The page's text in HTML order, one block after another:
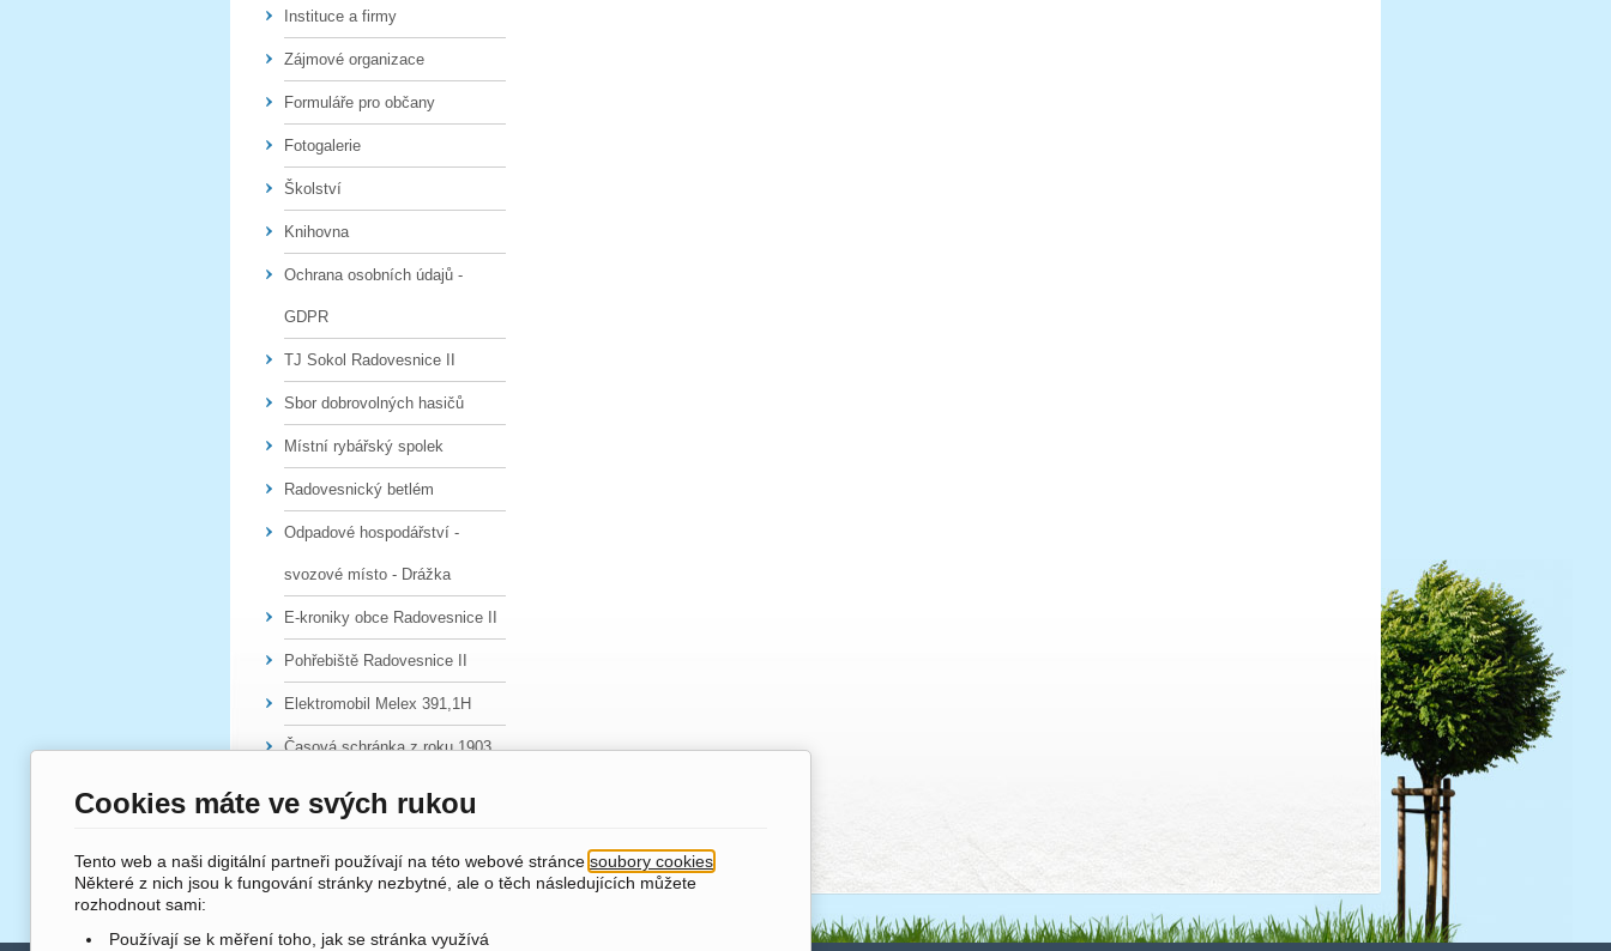
Instituce a firmy
Zájmové organizace
Formuláře pro občany
Fotogalerie
Školství
Knihovna
Ochrana osobních údajů -
GDPR
TJ Sokol Radovesnice II
Sbor dobrovolných hasičů
Místní rybářský spolek
Radovesnický betlém
Odpadové hospodářství -
svozové místo - Drážka
E-kroniky obce Radovesnice II
Pohřebiště Radovesnice II
Elektromobil Melex 391,1H
Časová schránka z roku 1903
Cookies máte ve svých rukou
Tento web a naši digitální partneři používají na této webové stránce soubory cookies
Některé z nich jsou k fungování stránky nezbytné, ale o těch následujících můžete
rozhodnout sami:
Používají se k měření toho, jak se stránka využívá